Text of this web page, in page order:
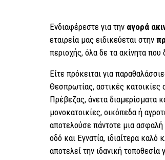
Ενδιαφέρεστε για την αγορά
εταιρεία μας ειδικεύεται στην
περιοχής, όλα δε τα ακίνητα που
Είτε πρόκειται για
Θεσπρωτίας, αστικές
Πρέβεζας, άνετα διαμερίσματα
μονοκατοικίες, οικόπεδα ή
αποτελούσε πάντοτε μια
οδό και Εγνατία, ιδιαίτερα
αποτελεί την ιδανική